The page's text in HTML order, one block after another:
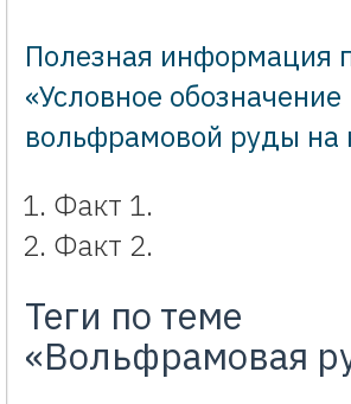
Полезная информация
«Условное обозначение
вольфрамовой руды на
Факт 1.
Факт 2.
Теги по теме
«Вольфрамовая